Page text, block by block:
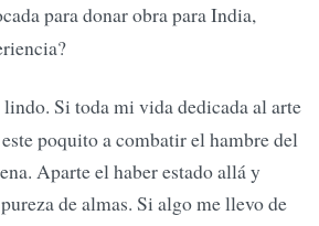
para donar obra para India,
Si toda mi vida dedicada al arte
poquito a combatir el hambre del
Aparte el haber estado allá y
de almas. Si algo me llevo de